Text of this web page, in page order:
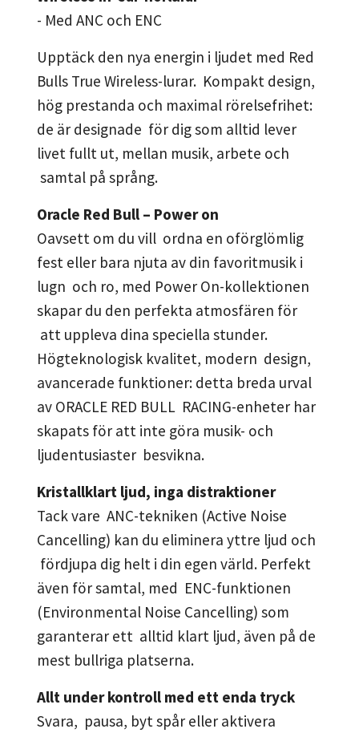
- Med ANC och ENC
Upptäck den nya energin i ljudet med Red
Bulls True Wireless-lurar. Kompakt design,
hög prestanda och maximal rörelsefrihet:
de är designade för dig som alltid lever
livet fullt ut, mellan musik, arbete och
samtal på språng.
Oracle Red Bull – Power on
Oavsett om du vill ordna en oförglömlig
fest eller bara njuta av din favoritmusik i
lugn och ro, med Power On-kollektionen
skapar du den perfekta atmosfären för
att uppleva dina speciella stunder.
Högteknologisk kvalitet, modern design,
avancerade funktioner: detta breda urval
av ORACLE RED BULL RACING-enheter har
skapats för att inte göra musik- och
ljudentusiaster besvikna.
Kristallklart ljud, inga distraktioner
Tack vare ANC-tekniken (Active Noise
Cancelling) kan du eliminera yttre ljud och
fördjupa dig helt i din egen värld. Perfekt
även för samtal, med ENC-funktionen
(Environmental Noise Cancelling) som
garanterar ett alltid klart ljud, även på de
mest bullriga platserna.
Allt under kontroll med ett enda tryck
Svara, pausa, byt spår eller aktivera